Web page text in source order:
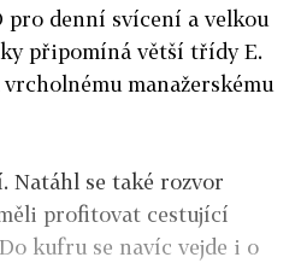
pro denní svícení a velkou
připomíná větší třídy E.
manažerskému
Natáhl se také rozvor
profitovat cestující
kufru se navíc vejde i o